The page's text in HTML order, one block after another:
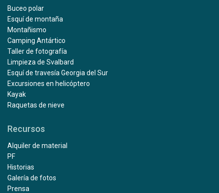
Buceo polar
Esquí de montaña
Montañismo
Camping Antártico
Taller de fotografía
Limpieza de Svalbard
Esquí de travesía Georgia del Sur
Excursiones en helicóptero
Kayak
Raquetas de nieve
Recursos
Alquiler de material
PF
Historias
Galería de fotos
Prensa